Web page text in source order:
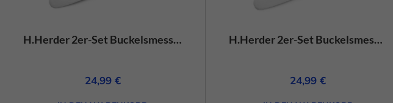
H.Herder 2er-Set Buckelsmesser/Frühstücksmesser Olivenholz Handabzug – rostfrei
24,99 €
H.Herder 2er-Set Buckelsmesser/Frühstücksmesser Olivenholz mit Wellenschliff – rostfrei
24,99 €